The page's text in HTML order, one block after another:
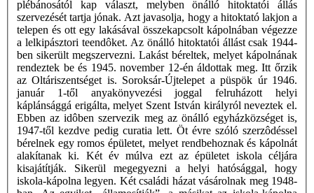
plébánosától kap választ, melyben önálló hitoktatói állás
szervezését tartja jónak. Azt javasolja, hogy a hitoktató lakjon a
telepen és ott egy lakásával összekapcsolt kápolnában végezze
a lelkipásztori teendôket. Az önálló hitoktatói állást csak 1944-
ben sikerült megszervezni. Lakást béreltek, melyet kápolnának
rendeztek be és 1945. november 12-én áldottak meg. Itt őrzik
az Oltáriszentséget is. Soroksár-Újtelepet a püspök úr 1946.
január 1-től anyakönyvezési joggal felruházott helyi
káplánsággá erigálta, melyet Szent István királyról neveztek el.
Ebben az idôben szervezik meg az önálló egyházközséget is,
1947-től kezdve pedig curatia lett. Öt évre szóló szerzôdéssel
bérelnek egy romos épületet, melyet rendbehoznak és kápolnát
alakítanak ki. Két év múlva ezt az épületet iskola céljára
kisajátítják. Sikerül megegyezni a helyi hatósággal, hogy
iskola-kápolna legyen. Két családi házat vásárolnak meg 1948-